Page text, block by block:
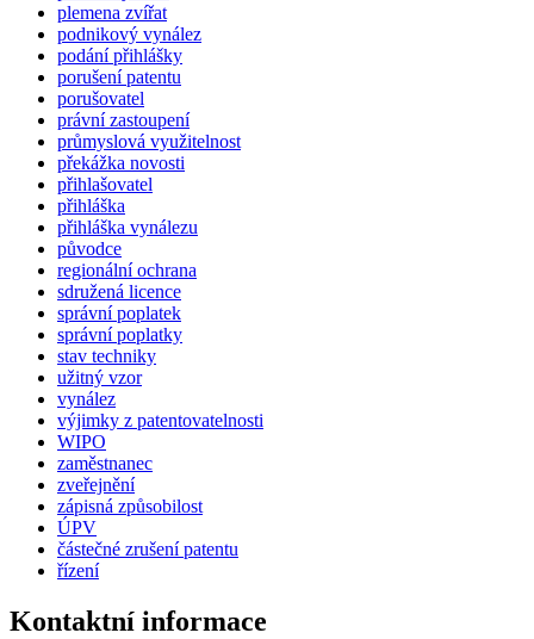
plemena zvířat
podnikový vynález
podání přihlášky
porušení patentu
porušovatel
právní zastoupení
průmyslová využitelnost
překážka novosti
přihlašovatel
přihláška
přihláška vynálezu
původce
regionální ochrana
sdružená licence
správní poplatek
správní poplatky
stav techniky
užitný vzor
vynález
výjimky z patentovatelnosti
WIPO
zaměstnanec
zveřejnění
zápisná způsobilost
ÚPV
částečné zrušení patentu
řízení
Kontaktní informace